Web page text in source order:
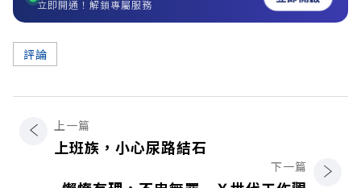
立即開通！解鎖專屬服務
評論
上一篇
上班族，小心尿路結石
下一篇